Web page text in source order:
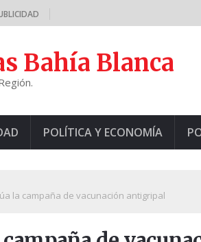
Bahía Blanca
POLÍTICA Y ECONOMÍA
la campaña de vacunación antigripal